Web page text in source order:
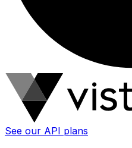
See our API plans